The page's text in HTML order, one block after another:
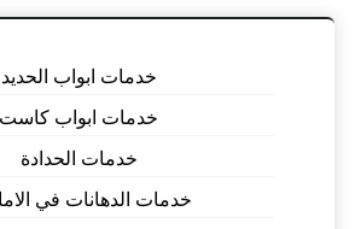
خدمات ابواب الحديد
خدمات ابواب كاست
خدمات الحدادة
خدمات الدهانات في